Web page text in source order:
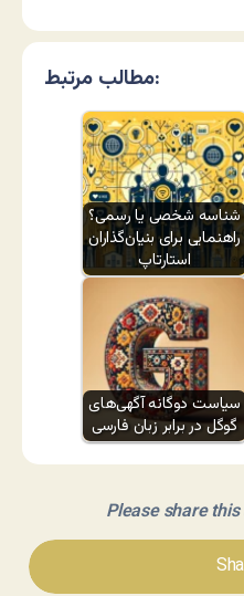
مطالب مرتبط:
شناسه شخصی یا رسمی؟
راهنمایی برای بنیان‌گذاران
استارتاپ
سیاست دوگانه آگهی‌های
گوگل در برابر زبان فارسی
Please share